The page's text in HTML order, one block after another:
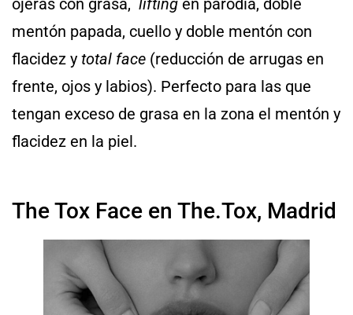
ojeras con grasa, lifting en parodia, doble
mentón papada, cuello y doble mentón con
flacidez y total face (reducción de arrugas en
frente, ojos y labios). Perfecto para las que
tengan exceso de grasa en la zona el mentón y
flacidez en la piel.
The Tox Face en The.Tox, Madrid